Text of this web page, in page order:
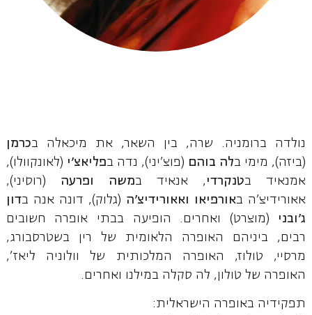
נולדה ברומניה. שרה, בין השאר, את מיכאלה בכרמן
(ביזה), מימי בלה בוהם (פוצ'יני), נדה בפליאצ'י (לאונקוולו),
אמנאיד בטנקרדי , אנאיד במשה ופרעה (רוסיני),
אאורידיצ'ה באורפיאו ואאורידיצ'ה (גלוק), דונה אנה בדון
ג'ובני (מוצרט) ואחרים. הופיעה בבתי אופרה חשובים
רבים, ביניהם האופרה הלאומית של רין בשטרסבורג,
מרסיי, טולוז, האופרה המלכותית של וולוניה ליאז',
האופרה של טולון, לה סקלה במילנו ואחרים.
תפקידיה באופרה הישראלית: